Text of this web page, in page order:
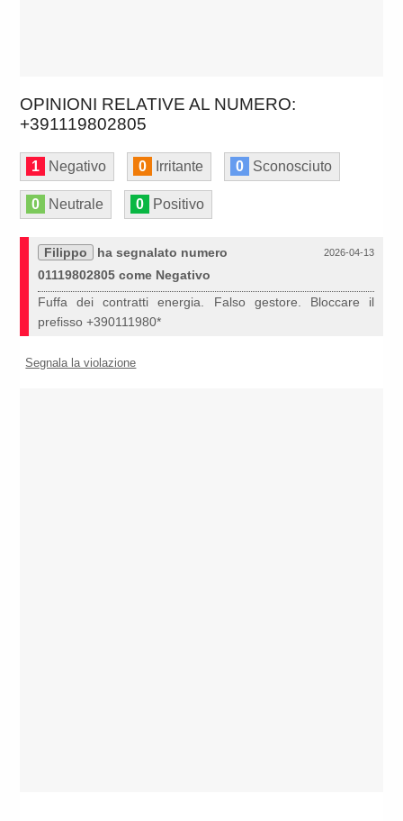
OPINIONI RELATIVE AL NUMERO:
+391119802805
1 Negativo 0 Irritante 0 Sconosciuto
0 Neutrale 0 Positivo
2026-04-13
Filippo
ha segnalato numero
01119802805 come Negativo
Fuffa dei contratti energia. Falso gestore. Bloccare il
prefisso +390111980*
Segnala la violazione